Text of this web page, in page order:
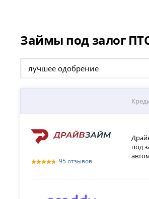
Займы под залог
лучшее одобрение
95 отзывов
под